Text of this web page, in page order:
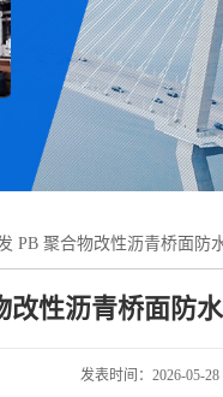
PB 聚合物改性沥青桥面防
改性沥青桥面防
发表时间：2026-05-28